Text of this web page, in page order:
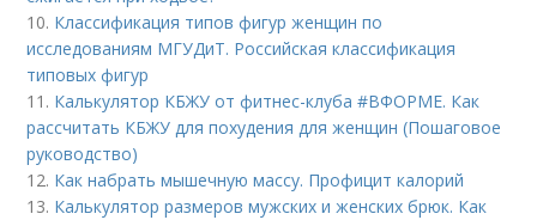
10. Классификация типов фигур женщин по
исследованиям МГУДиТ. Российская классификация
типовых фигур
11. Калькулятор КБЖУ от фитнес-клуба #ВФОРМЕ. Как
рассчитать КБЖУ для похудения для женщин (Пошаговое
руководство)
12. Как набрать мышечную массу. Профицит калорий
13. Калькулятор размеров мужских и женских брюк. Как